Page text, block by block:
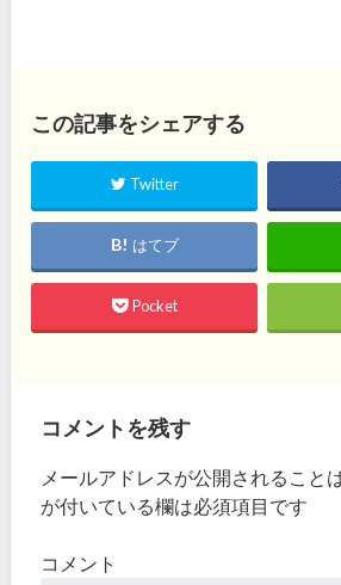
この記事をシェアする
Twitter
はてブ
Pocket
コメントを残す
メールアドレスが公開されること
が付いている欄は必須項目です
コメント